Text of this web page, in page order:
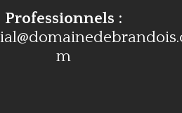
Professionnels :
m